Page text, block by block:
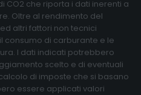
CO2 che riporta i dati inerenti a
Oltre al rendimento del
altri fattori non tecnici
consumo di carburante e le
I dati indicati potrebbero
scelto e di eventuali
di imposte che si basano
essere applicati valori